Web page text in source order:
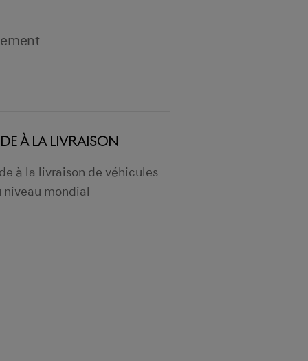
À LA LIVRAISON
à la livraison de véhicules
niveau mondial